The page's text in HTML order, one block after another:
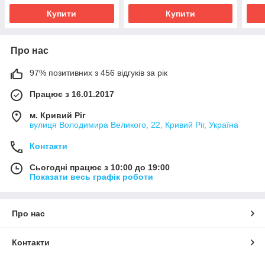
Купити Купити
Про нас
97% позитивних з 456 відгуків за рік
Працює з 16.01.2017
м. Кривий Ріг
вулиця Володимира Великого, 22, Кривий Ріг, Україна
Контакти
Сьогодні працює з 10:00 до 19:00
Показати весь графік роботи
Про нас
Контакти